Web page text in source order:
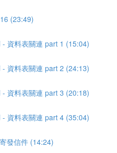
(23:49)
資料表關連 part 1 (15:04)
資料表關連 part 2 (24:13)
資料表關連 part 3 (20:18)
資料表關連 part 4 (35:04)
發信件 (14:24)